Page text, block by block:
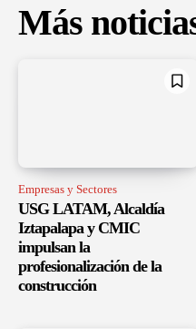
Más
Empresas y Sectores
USG LATAM, Alcaldía
Iztapalapa y CMIC
impulsan la
profesionalización de la
construcción